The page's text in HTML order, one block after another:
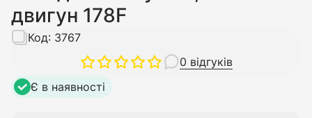
двигун 178F
0 відгуків
Код: 3767
Є в наявності